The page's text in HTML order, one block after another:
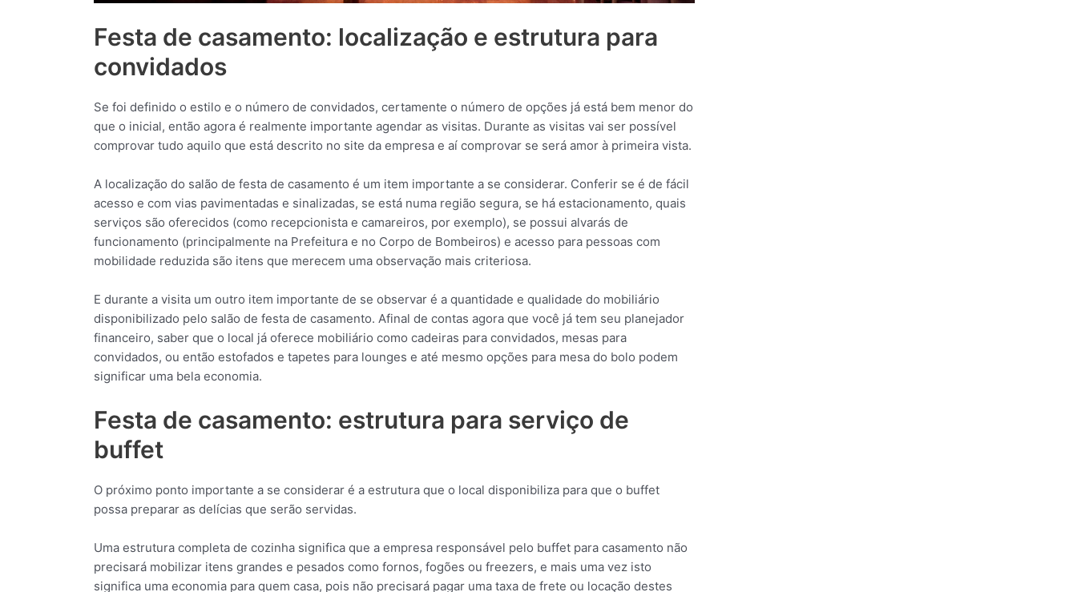
Festa de casamento: localização e estrutura para
convidados
Se foi definido o estilo e o número de convidados, certamente o número de opções já está bem menor do
que o inicial, então agora é realmente importante agendar as visitas. Durante as visitas vai ser possível
comprovar tudo aquilo que está descrito no site da empresa e aí comprovar se será amor à primeira vista.
A localização do salão de festa de casamento é um item importante a se considerar. Conferir se é de fácil
acesso e com vias pavimentadas e sinalizadas, se está numa região segura, se há estacionamento, quais
serviços são oferecidos (como recepcionista e camareiros, por exemplo), se possui alvarás de
funcionamento (principalmente na Prefeitura e no Corpo de Bombeiros) e acesso para pessoas com
mobilidade reduzida são itens que merecem uma observação mais criteriosa.
E durante a visita um outro item importante de se observar é a quantidade e qualidade do mobiliário
disponibilizado pelo salão de festa de casamento. Afinal de contas agora que você já tem seu planejador
financeiro, saber que o local já oferece mobiliário como cadeiras para convidados, mesas para
convidados, ou então estofados e tapetes para lounges e até mesmo opções para mesa do bolo podem
significar uma bela economia.
Festa de casamento: estrutura para serviço de
buffet
O próximo ponto importante a se considerar é a estrutura que o local disponibiliza para que o buffet
possa preparar as delícias que serão servidas.
Uma estrutura completa de cozinha significa que a empresa responsável pelo buffet para casamento não
precisará mobilizar itens grandes e pesados como fornos, fogões ou freezers, e mais uma vez isto
significa uma economia para quem casa, pois não precisará pagar uma taxa de frete ou locação destes